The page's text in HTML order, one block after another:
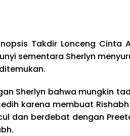
Takdir Lonceng Cinta
sementara Sherlyn
Sherlyn bahwa mungkin
karena membuat
dan berdebat dengan